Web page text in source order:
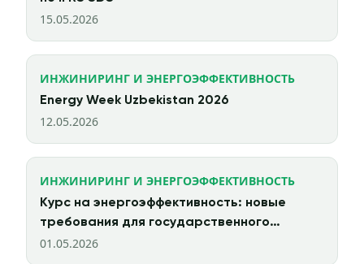
15.05.2026
ИНЖИНИРИНГ И ЭНЕРГОЭФФЕКТИВНОСТЬ
Energy Week Uzbekistan 2026
12.05.2026
ИНЖИНИРИНГ И ЭНЕРГОЭФФЕКТИВНОСТЬ
Курс на энергоэффективность: новые
требования для государственного
сектора с 2026 года
01.05.2026